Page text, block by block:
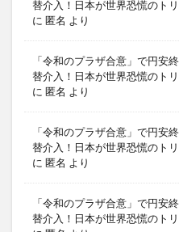
替介入！日本が世界恐慌のト
に 匿名 より
「令和のプラザ合意」で円安
替介入！日本が世界恐慌のト
に 匿名 より
「令和のプラザ合意」で円安
替介入！日本が世界恐慌のト
に 匿名 より
「令和のプラザ合意」で円安
替介入！日本が世界恐慌のト